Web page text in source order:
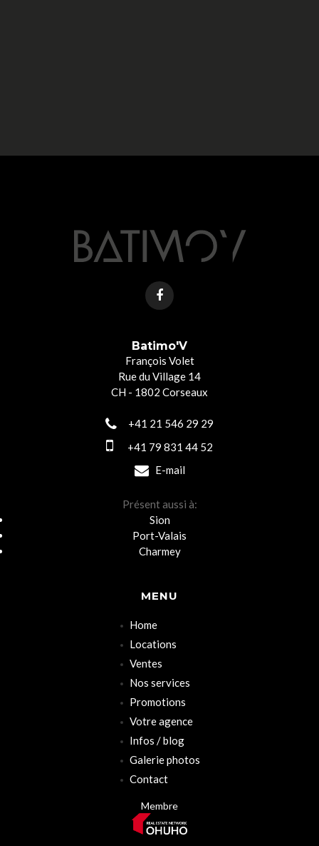
Membre
MENU
Home
Locations
Ventes
Nos services
Promotions
Votre agence
Infos / blog
Galerie photos
Contact
Batimo'V
François Volet
Rue du Village 14
CH - 1802 Corseaux
+41 21 546 29 29
+41 79 831 44 52
E-mail
Présent aussi à:
Sion
Port-Valais
Charmey